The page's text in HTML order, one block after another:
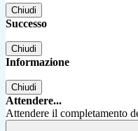
Chiudi
Successo
Chiudi
Informazione
Chiudi
Attendere...
Attendere il completamento